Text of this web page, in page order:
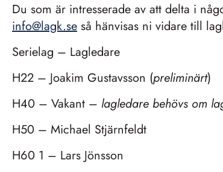
Du som är intresserade av att delta i
info@lagk.se så hänvisas ni vidare till
Serielag – Lagledare
H22 – Joakim Gustavsson (preliminärt)
H40 – Vakant – lagledare behövs om
H50 – Michael Stjärnfeldt
H60 1 – Lars Jönsson